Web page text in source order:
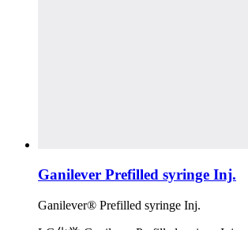
Ganilever Prefilled syringe Inj.
Ganilever® Prefilled syringe Inj.